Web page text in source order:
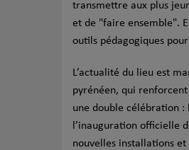
transmettre aux plus
et de "faire ensemble".
outils pédagogiques
L’actualité du lieu est
pyrénéen, qui
une double célébration :
l’inauguration officielle
nouvelles installations